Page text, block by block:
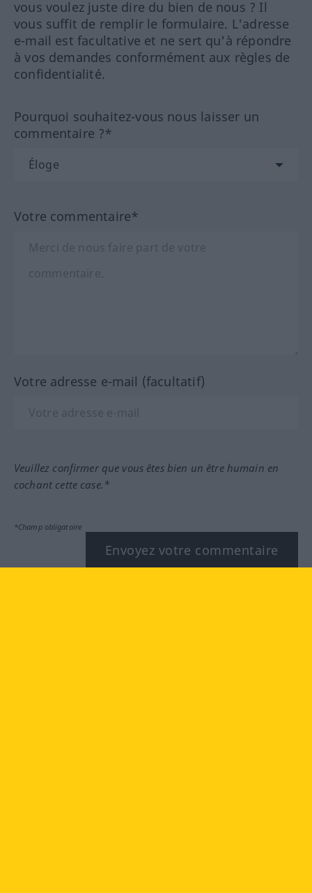
vous voulez juste dire du bien de nous ? Il
vous suffit de remplir le formulaire. L'adresse
e-mail est facultative et ne sert qu'à répondre
à vos demandes conformément aux règles de
confidentialité.
Pourquoi souhaitez-vous nous laisser un
commentaire ?*
Votre commentaire*
Votre adresse e-mail (facultatif)
Veuillez confirmer que vous êtes bien un être humain en
cochant cette case.*
*Champ obligatoire
Envoyez votre commentaire